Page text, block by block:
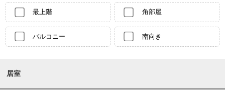
最上階 角部屋
バルコニー 南向き
居室